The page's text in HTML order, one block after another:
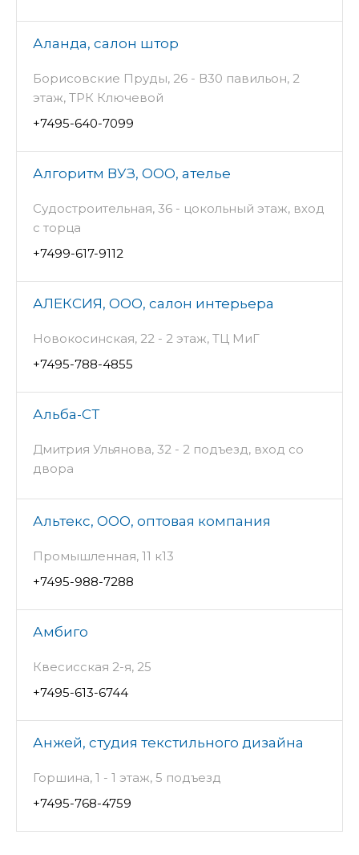
Аланда, салон штор
Борисовские Пруды, 26 - В30 павильон, 2
этаж, ТРК Ключевой
+7495-640-7099
Алгоритм ВУЗ, ООО, ателье
Судостроительная, 36 - цокольный этаж, вход
с торца
+7499-617-9112
АЛЕКСИЯ, ООО, салон интерьера
Новокосинская, 22 - 2 этаж, ТЦ МиГ
+7495-788-4855
Альба-СТ
Дмитрия Ульянова, 32 - 2 подъезд, вход со
двора
Альтекс, ООО, оптовая компания
Промышленная, 11 к13
+7495-988-7288
Амбиго
Квесисская 2-я, 25
+7495-613-6744
Анжей, студия текстильного дизайна
Горшина, 1 - 1 этаж, 5 подъезд
+7495-768-4759